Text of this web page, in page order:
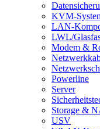
KVM-
LAN-
LWL/
Modem &
Powerline
Server
Storage &
USV